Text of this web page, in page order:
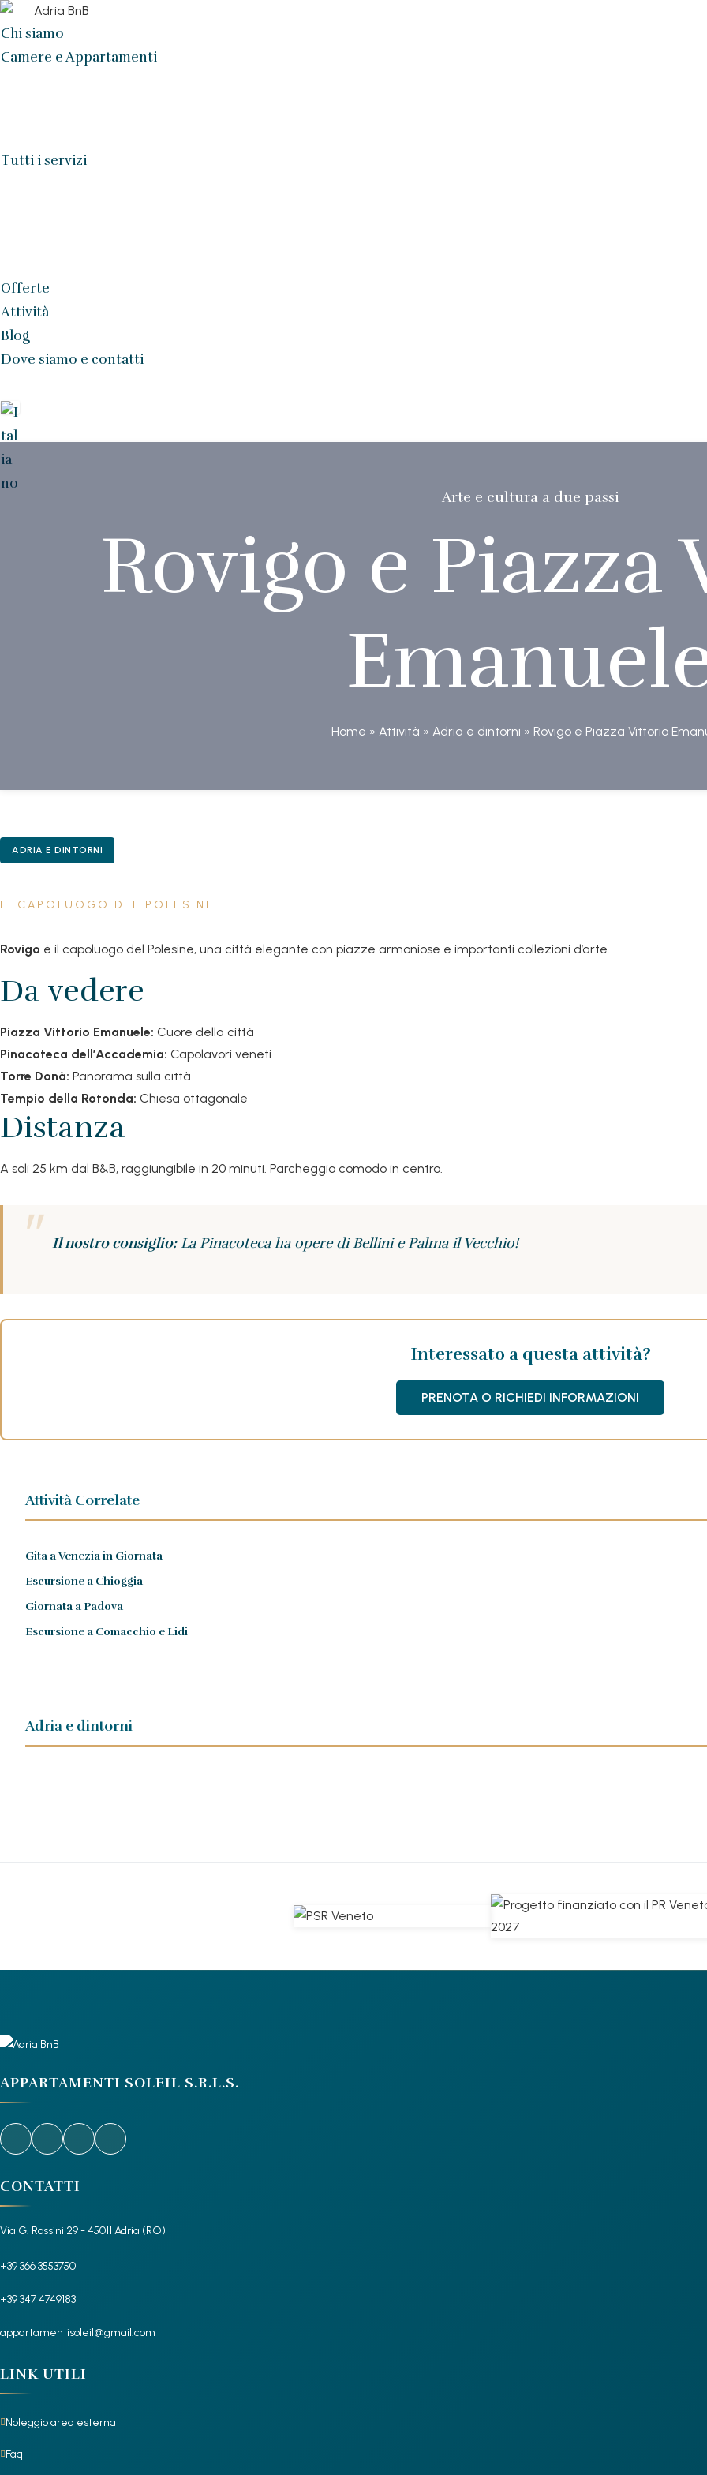
Chi siamo
Camere e Appartamenti
Tutti i servizi
Offerte
Attività
Blog
Dove siamo e contatti
Arte e cultura a due passi
Rovigo e
Home » Attività » Adria e dintorni » Rovigo e Piazza Vittorio
ADRIA E DINTORNI
IL CAPOLUOGO DEL POLESINE
Rovigo è il capoluogo del Polesine, una città elegante con piazze armoniose e importanti collezioni d’arte.
Da vedere
Piazza Vittorio Emanuele: Cuore della città
Pinacoteca dell’Accademia: Capolavori veneti
Torre Donà: Panorama sulla città
Tempio della Rotonda: Chiesa ottagonale
Distanza
A soli 25 km dal B&B, raggiungibile in 20 minuti. Parcheggio comodo in centro.
Il nostro consiglio:La Pinacoteca ha opere di Bellini e Palma il Vecchio!
Interessato a questa attività?
PRENOTA O RICHIEDI INFORMAZIONI
Attività Correlate
Gita a Venezia in Giornata
Escursione a Chioggia
Giornata a Padova
Escursione a Comacchio e Lidi
Adria e dintorni
APPARTAMENTI SOLEIL S.R.L.S.
CONTATTI
Via G. Rossini 29 - 45011 Adria (RO)
+39 366 3553750
+39 347 4749183
appartamentisoleil@gmail.com
LINK UTILI
Noleggio area esterna
Faq